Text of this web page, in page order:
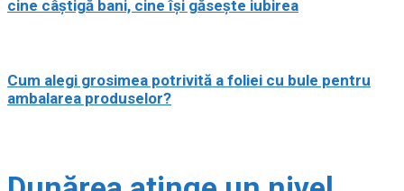
cine câștigă bani, cine își găsește iubirea
Cum alegi grosimea potrivită a foliei cu bule pentru
ambalarea produselor?